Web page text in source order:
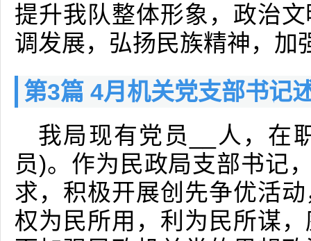
提升我队整体形象，政治
调发展，弘扬民族精神，加
第3篇 4月机关党支部书记
我局现有党员__人，在
员)。作为民政局支部书记
求，积极开展创先争优活
权为民所用，利为民所谋